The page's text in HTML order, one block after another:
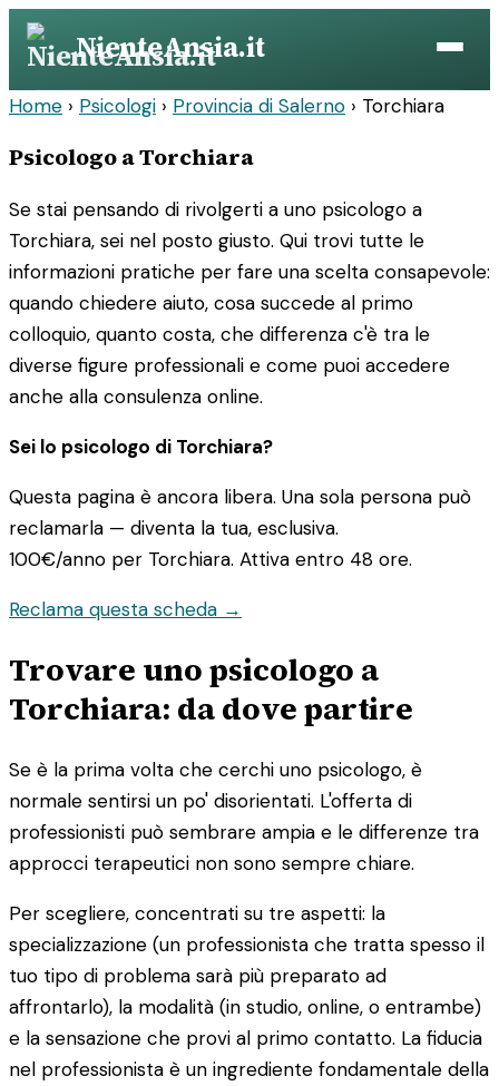
Vai
contenuto
NienteAnsia.it
Home › Psicologi › Provincia di Salerno › Torchiara
Psicologo a Torchiara
Se stai pensando di rivolgerti a uno psicologo a
Torchiara, sei nel posto giusto. Qui trovi tutte le
informazioni pratiche per fare una scelta consapevole:
quando chiedere aiuto, cosa succede al primo
colloquio, quanto costa, che differenza c'è tra le
diverse figure professionali e come puoi accedere
anche alla consulenza online.
Sei lo psicologo di Torchiara?
Questa pagina è ancora libera. Una sola persona può
reclamarla — diventa la tua, esclusiva.
100€/anno per Torchiara. Attiva entro 48 ore.
Reclama questa scheda →
Trovare uno psicologo a
Torchiara: da dove partire
Se è la prima volta che cerchi uno psicologo, è
normale sentirsi un po' disorientati. L'offerta di
professionisti può sembrare ampia e le differenze tra
approcci terapeutici non sono sempre chiare.
Per scegliere, concentrati su tre aspetti: la
specializzazione (un professionista che tratta spesso il
tuo tipo di problema sarà più preparato ad
affrontarlo), la modalità (in studio, online, o entrambe)
e la sensazione che provi al primo contatto. La fiducia
nel professionista è un ingrediente fondamentale della